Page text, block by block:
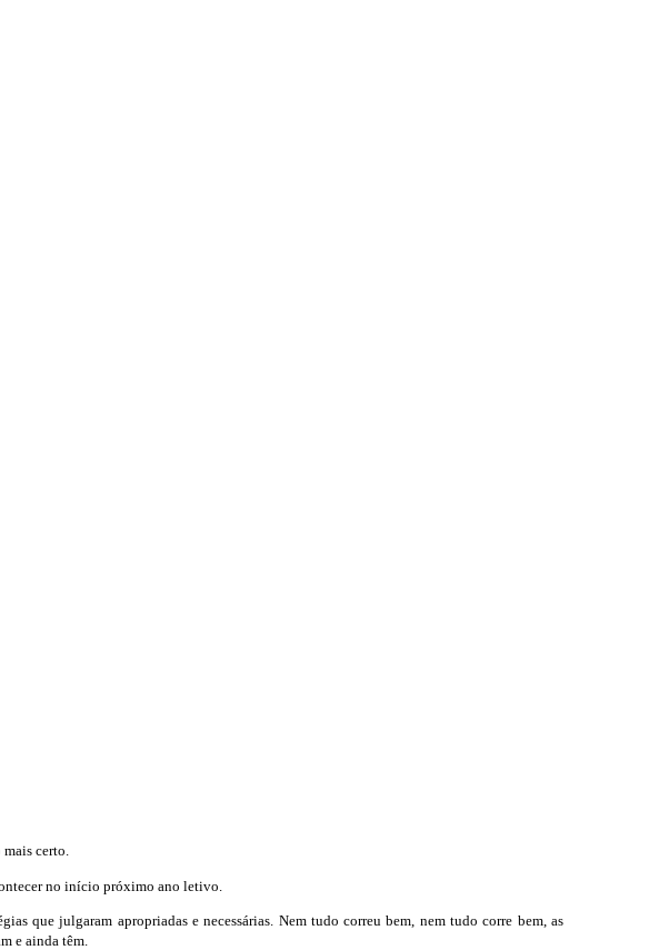
certo.
no início próximo ano letivo.
que julgaram apropriadas e necessárias. Nem tudo correu bem, nem tudo corre bem, as
e ainda têm.